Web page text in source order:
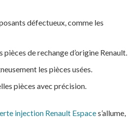
défectueux, comme les
de rechange d’origine Renault.
les pièces usées.
pièces avec précision.
injection Renault Espaces’allume,